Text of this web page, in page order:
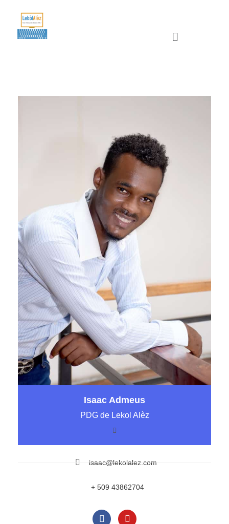
Isaac Admeus
PDG de Lekol Alèz
isaac@lekolalez.com
+ 509 43862704